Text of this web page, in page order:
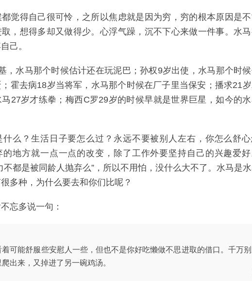
觉得自己很可怜，之所以焦虑就是因为穷，穷的根本原因是
，想得多却又做得少。心浮气躁，沉不下心来做一件事。水
己。
，水马那个时候估计还在玩泥巴；孙权9岁出使，水马那个时
霍去病18岁当将军，水马那个时候在厂子里当保安；播求21
27岁才练拳；梅西C罗29岁的时候早就是世界巨星，如今的水
什么？生活日子要怎么过？永远不要被别人左右，你怎么舒心
的地方就一点一点的改变，除了工作外要坚持自己的兴趣爱好
不都是被同龄人抛弃么”，所以不用怕，没什么大不了。水马是水
多种，为什么要去和你们比呢？
忘多说一句：
可能舒服些安慰人一些，但也不是你好吃懒做不思进取的借口。千万别
出来，又掉进了另一碗鸡汤。